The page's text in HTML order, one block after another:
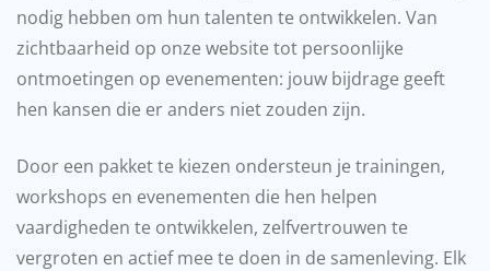
nodig hebben om hun talenten te ontwikkelen. Van
zichtbaarheid op onze website tot persoonlijke
ontmoetingen op evenementen: jouw bijdrage geeft
hen kansen die er anders niet zouden zijn.
Door een pakket te kiezen ondersteun je trainingen,
workshops en evenementen die hen helpen
vaardigheden te ontwikkelen, zelfvertrouwen te
vergroten en actief mee te doen in de samenleving. Elk